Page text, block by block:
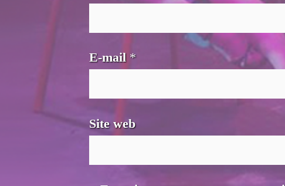
E-mail *
Site web